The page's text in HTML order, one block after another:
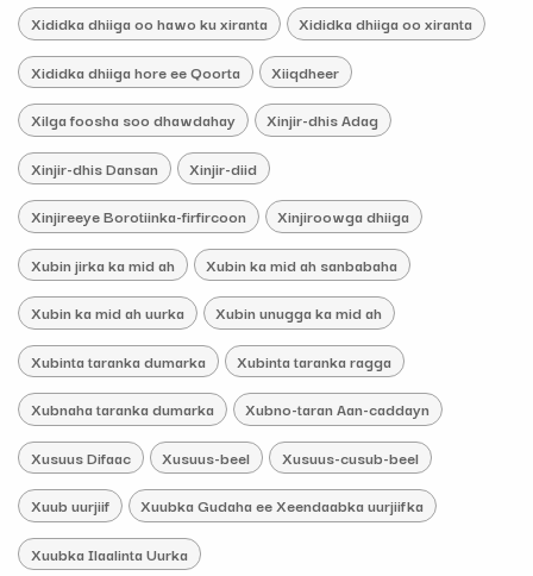
Xididka dhiiga oo hawo ku xiranta Xididka dhiiga oo xiranta
Xididka dhiiga hore ee Qoorta Xiiqdheer
Xilga foosha soo dhawdahay Xinjir-dhis Adag
Xinjir-dhis Dansan Xinjir-diid
Xinjireeye Borotiinka-firfircoon Xinjiroowga dhiiga
Xubin jirka ka mid ah Xubin ka mid ah sanbabaha
Xubin ka mid ah uurka Xubin unugga ka mid ah
Xubinta taranka dumarka Xubinta taranka ragga
Xubnaha taranka dumarka Xubno-taran Aan-caddayn
Xusuus Difaac Xusuus-beel Xusuus-cusub-beel
Xuub uurjiif Xuubka Gudaha ee Xeendaabka uurjiifka
Xuubka Ilaalinta Uurka